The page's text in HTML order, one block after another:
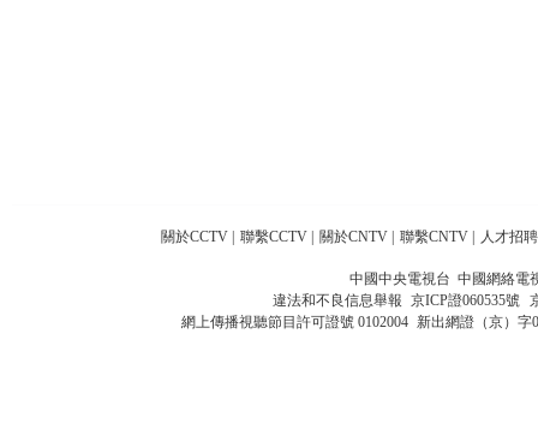
關於CCTV 聯繫CCTV 關於CNTV 聯繫CNTV 人才招聘
中國中央電視台 中國網絡電
違法和不良信息舉報 京ICP證060535號
網上傳播視聽節目許可證號 0102004 新出網證（京）